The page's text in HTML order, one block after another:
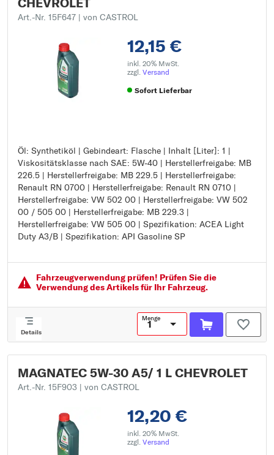
Art.-Nr. 15F647 | von CASTROL
12,15 €
inkl. 20% MwSt.
zzgl. Versand
Sofort Lieferbar
Öl: Synthetiköl | Gebindeart: Flasche | Inhalt [Liter]: 1 |
Viskositätsklasse nach SAE: 5W-40 | Herstellerfreigabe: MB
226.5 | Herstellerfreigabe: MB 229.5 | Herstellerfreigabe:
Renault RN 0700 | Herstellerfreigabe: Renault RN 0710 |
Herstellerfreigabe: VW 502 00 | Herstellerfreigabe: VW 502
00 / 505 00 | Herstellerfreigabe: MB 229.3 |
Herstellerfreigabe: VW 505 00 | Spezifikation: ACEA Light
Duty A3/B | Spezifikation: API Gasoline SP
Öl: Synthetiköl
Gebindeart: Flasche
Inhalt [Liter]: 1
Viskositätsklasse nach SAE: 5W-40
Herstellerfreigabe: MB 226.5
Herstellerfreigabe: MB 229.5
Herstellerfreigabe: Renault RN 0700
Herstellerfreigabe: Renault RN 0710
Herstellerfreigabe: VW 502 00 / 505 00
Herstellerfreigabe: MB 229.3
Herstellerfreigabe: VW 505 00
Spezifikation: API Gasoline SP
Fahrzeugver­wendung prüfen! Prüfen Sie die
Verwendung des Artikels für Ihr Fahrzeug.
Details
Menge
MAGNATEC 5W-30 A5/ 1 L CHEVROLET
Art.-Nr. 15F903 | von CASTROL
12,20 €
inkl. 20% MwSt.
zzgl. Versand